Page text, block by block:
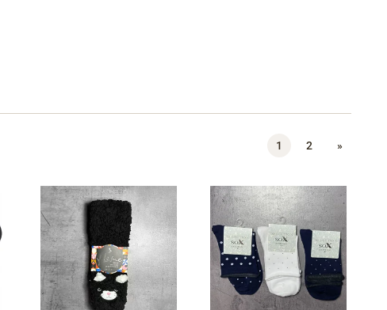
1 2 »